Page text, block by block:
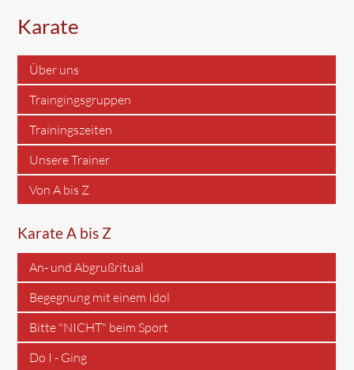
Karate
Über uns
Traingingsgruppen
Trainingszeiten
Unsere Trainer
Von A bis Z
Karate A bis Z
An- und Abgrußritual
Begegnung mit einem Idol
Bitte "NICHT" beim Sport
Do I - Ging